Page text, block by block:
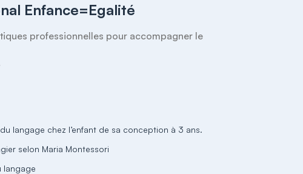
Enfance=Egalité
professionnelles pour accompagner le
selon Maria Montessori
langage